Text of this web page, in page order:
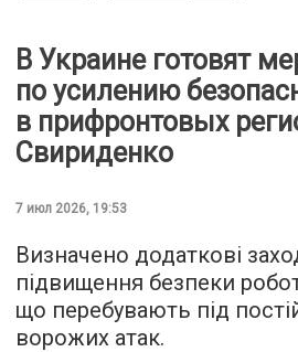
В Украине готовят
по усилению
в прифронтовых
Свириденко
7 июл 2026, 19:53
Визначено додаткові
підвищення безпеки
що перебувають під
ворожих атак.